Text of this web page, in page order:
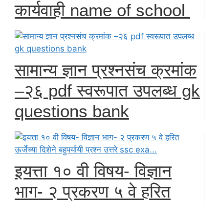
कार्यवाही name of school
सामान्य ज्ञान प्रश्नसंच क्रमांक
–२६ pdf स्वरूपात उपलब्ध gk
questions bank
इयत्ता १० वी विषय- विज्ञान
भाग- २ प्रकरण ५ वे हरित